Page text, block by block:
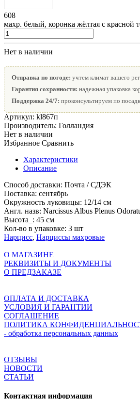
608
махр. белый, коронка жёлтая с красной
Нет в наличии
Отправка по погоде: учтем климат вашего
Гарантия сохранности: надежная упаковка
Поддержка 24/7: проконсультируем по
Артикул: kl867п
Производитель: Голландия
Нет в наличии
Избранное Сравнить
Характеристики
Описание
Способ доставки: Почта / СДЭК
Поставка: сентябрь
Окружность луковицы: 12/14 см
Англ. назв: Narcissus Albus Plenus
Высота_: 45 см
Кол-во в упаковке: 3 шт
Нарцисс, Нарциссы махровые
О МАГАЗИНЕ
РЕКВИЗИТЫ И ДОКУМЕНТЫ
О ПРЕДЗАКАЗЕ
ОПЛАТА И ДОСТАВКА
УСЛОВИЯ И ГАРАНТИИ
СОГЛАШЕНИЕ
ПОЛИТИКА
- обработка персональных данных
ОТЗЫВЫ
НОВОСТИ
СТАТЬИ
Контактная информация